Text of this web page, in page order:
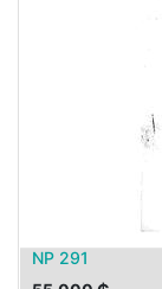
NP 291